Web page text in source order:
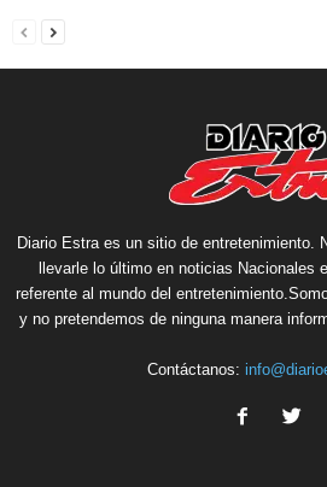
Diario Estra es un sitio de entretenimiento.
llevarle lo último en noticias Nacionales
referente al mundo del
y no pretendemos de ninguna manera
Contáctanos: